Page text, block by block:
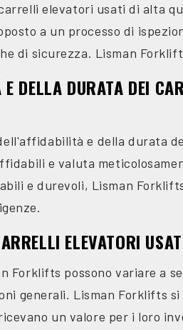
elevatori usati di alta
a un processo di
di sicurezza. Lisman
DELLA DURATA DEI
e della durata
e valuta
e durevoli, Lisman
ELEVATORI
Forklifts possono variare a
generali. Lisman Forklifts
un valore per i loro